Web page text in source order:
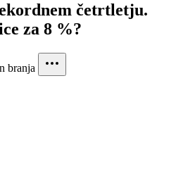
četrtletju.
za 8 %?
branja